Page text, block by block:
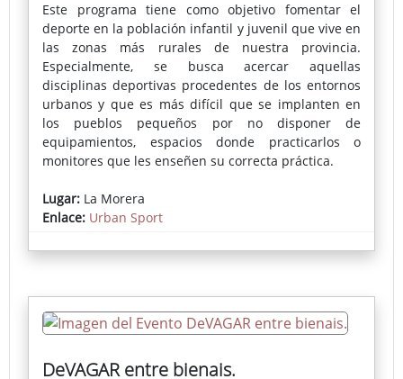
Este programa tiene como objetivo fomentar el
deporte en la población infantil y juvenil que vive en
las zonas más rurales de nuestra provincia.
Especialmente, se busca acercar aquellas
disciplinas deportivas procedentes de los entornos
urbanos y que es más difícil que se implanten en
los pueblos pequeños por no disponer de
equipamientos, espacios donde practicarlos o
monitores que les enseñen su correcta práctica.
En cada localidad se instala una pista deportiva
portátil donde se puede practicar skate, voleibol,
actividades muy demandadas por los más jóvenes.
Ayuntamiento o en la propia pista el día del evento.
Lugar: La Morera
Enlace: Urban Sport
DeVAGAR entre bienais.